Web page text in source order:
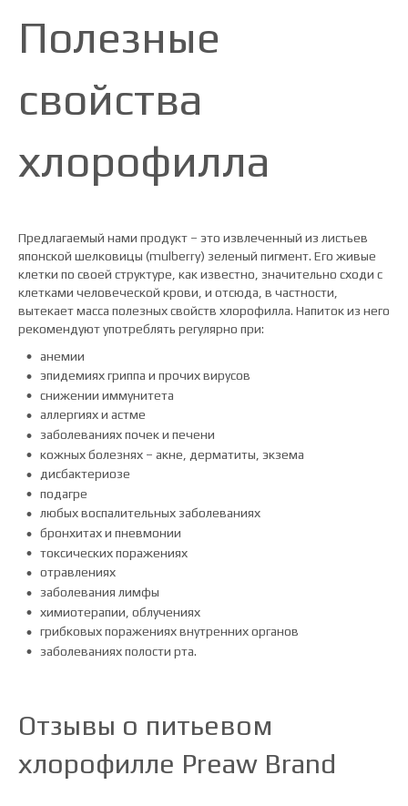
Полезные
свойства
хлорофилла
Предлагаемый нами продукт – это извлеченный из листьев
японской шелковицы (mulberry) зеленый пигмент. Его живые
клетки по своей структуре, как известно, значительно сходи с
клетками человеческой крови, и отсюда, в частности,
вытекает масса полезных свойств хлорофилла. Напиток из него
рекомендуют употреблять регулярно при:
анемии
эпидемиях гриппа и прочих вирусов
снижении иммунитета
аллергиях и астме
заболеваниях почек и печени
кожных болезнях – акне, дерматиты, экзема
дисбактериозе
подагре
любых воспалительных заболеваниях
бронхитах и пневмонии
токсических поражениях
отравлениях
заболевания лимфы
химиотерапии, облучениях
грибковых поражениях внутренних органов
заболеваниях полости рта.
Отзывы о питьевом
хлорофилле Preaw Brand